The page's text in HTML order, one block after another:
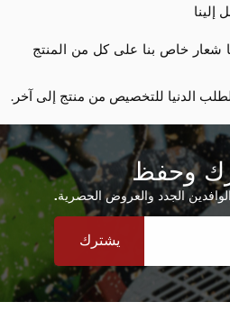
خاص بنا على كل من المنتج
الدنيا للتخصيص من منتج إلى آخر.
وحفظ
الجدد والعروض الحصرية.
يشترك